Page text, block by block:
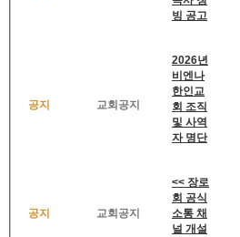
빙 공고
공지 교회공지
2026년
비엔나
한인교
회 조직
및 사역
자 명단
공지 교회공지
<< 장로
회 공식
소통 채
널 개설